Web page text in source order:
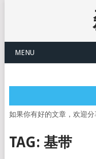
MENU
如果你有好的文章，欢迎
TAG: 基带